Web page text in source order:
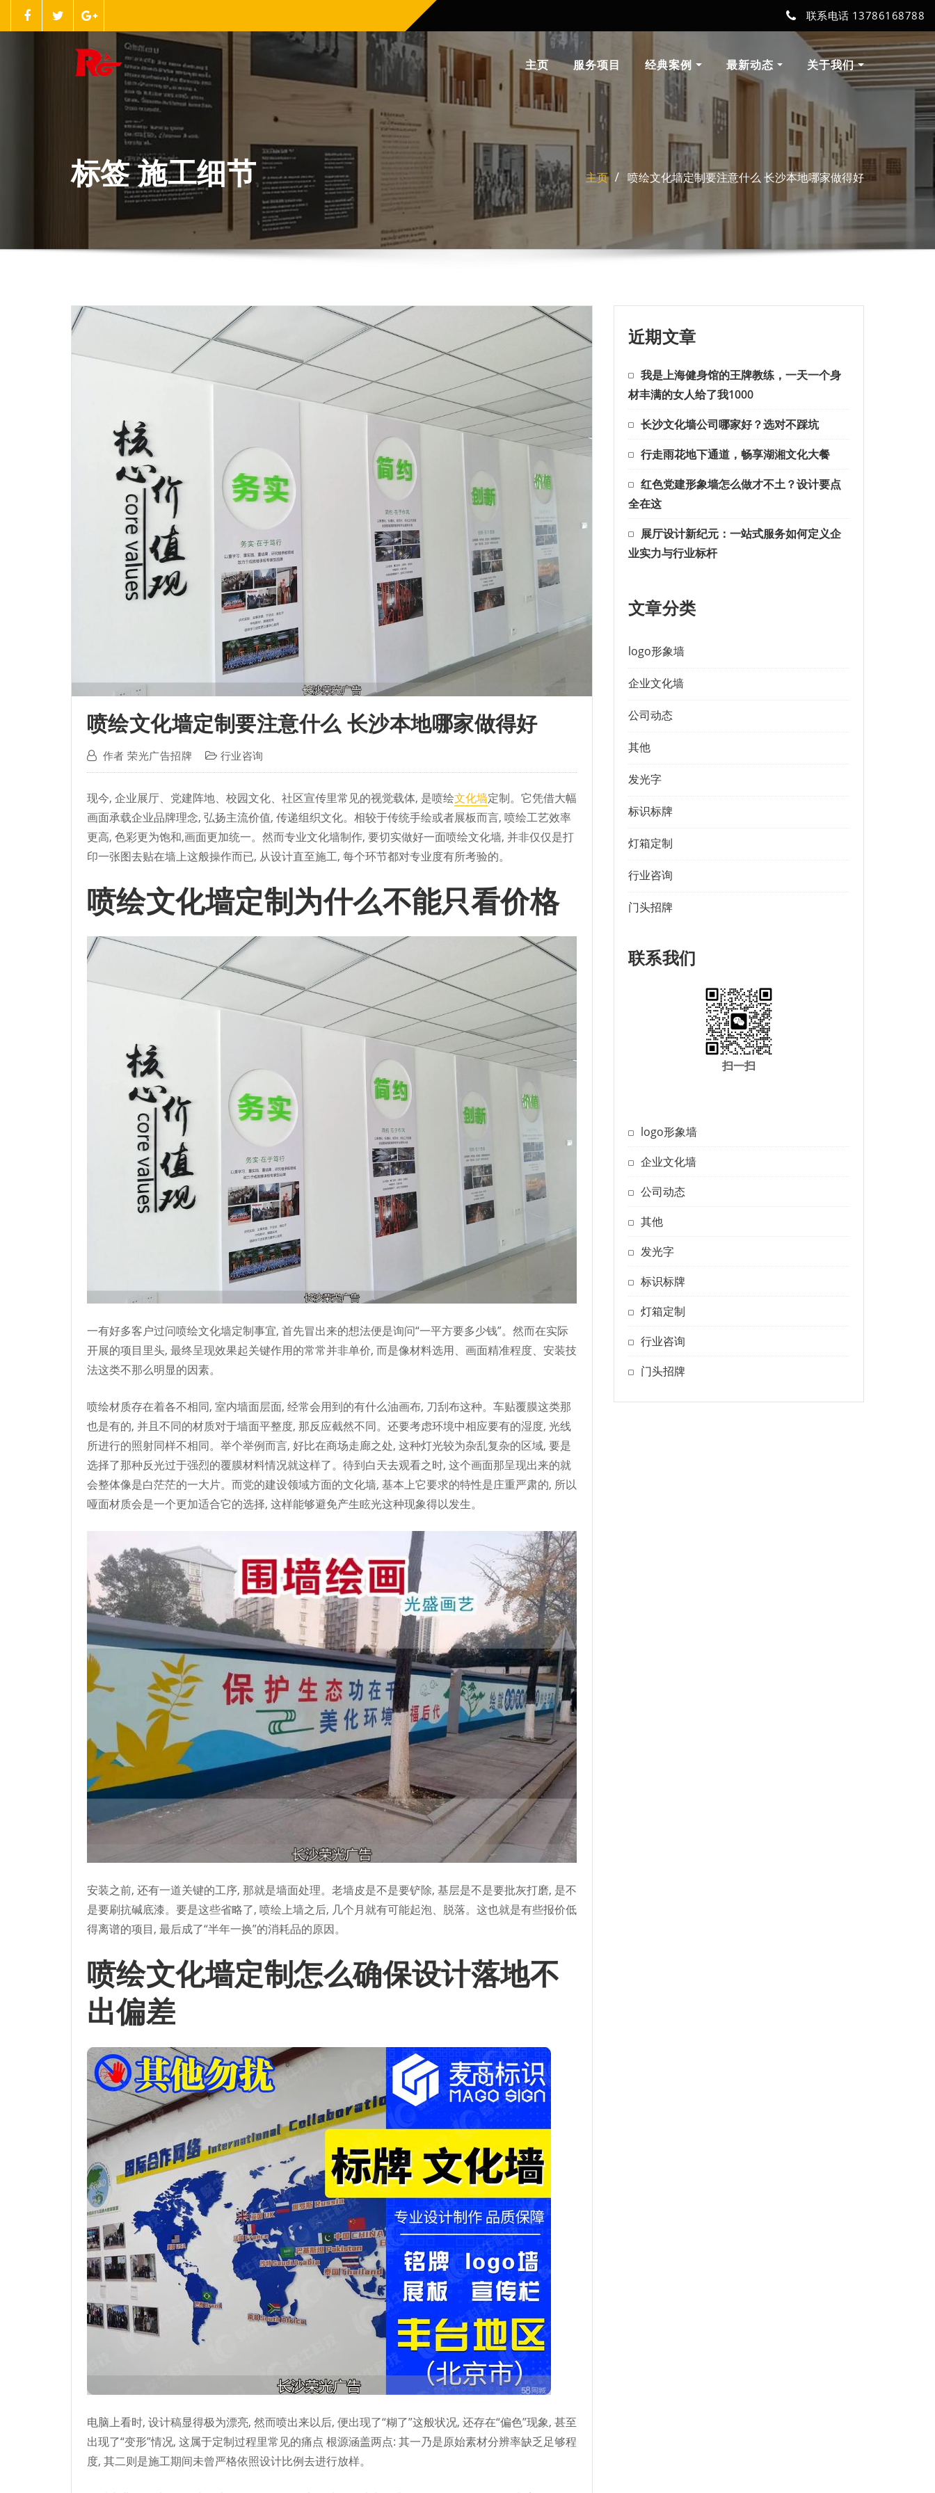
至
联系电话 13786168788
主页 服务项目 经典案例 最新动态 关于我们
标签 施工细节 主页 喷绘文化墙定制要注意什么 长沙本地哪家做得好
喷绘文化墙定制要注意什么 长沙本地哪家做得好
作者荣光广告招牌 行业咨询
现今, 企业展厅、党建阵地、校园文化、社区宣传里常见的视觉载体, 是喷绘文化墙定制。它凭借大幅
画面承载企业品牌理念, 弘扬主流价值, 传递组织文化。相较于传统手绘或者展板而言, 喷绘工艺效率
更高, 色彩更为饱和,画面更加统一。然而专业文化墙制作, 要切实做好一面喷绘文化墙, 并非仅仅是打
印一张图去贴在墙上这般操作而已, 从设计直至施工, 每个环节都对专业度有所考验的。
喷绘文化墙定制为什么不能只看价格
一有好多客户过问喷绘文化墙定制事宜, 首先冒出来的想法便是询问“一平方要多少钱”。然而在实际
开展的项目里头, 最终呈现效果起关键作用的常常并非单价, 而是像材料选用、画面精准程度、安装技
法这类不那么明显的因素。
喷绘材质存在着各不相同, 室内墙面层面, 经常会用到的有什么油画布, 刀刮布这种。车贴覆膜这类那
也是有的, 并且不同的材质对于墙面平整度, 那反应截然不同。还要考虑环境中相应要有的湿度, 光线
所进行的照射同样不相同。举个举例而言, 好比在商场走廊之处, 这种灯光较为杂乱复杂的区域, 要是
选择了那种反光过于强烈的覆膜材料情况就这样了。待到白天去观看之时, 这个画面那呈现出来的就
会整体像是白茫茫的一大片。而党的建设领域方面的文化墙, 基本上它要求的特性是庄重严肃的, 所以
哑面材质会是一个更加适合它的选择, 这样能够避免产生眩光这种现象得以发生。
安装之前, 还有一道关键的工序, 那就是墙面处理。老墙皮是不是要铲除, 基层是不是要批灰打磨, 是不
是要刷抗碱底漆。要是这些省略了, 喷绘上墙之后, 几个月就有可能起泡、脱落。这也就是有些报价低
得离谱的项目, 最后成了“半年一换”的消耗品的原因。
喷绘文化墙定制怎么确保设计落地不
出偏差
电脑上看时, 设计稿显得极为漂亮, 然而喷出来以后, 便出现了“糊了”这般状况, 还存在“偏色”现象, 甚至
出现了“变形”情况, 这属于定制过程里常见的痛点 根源涵盖两点: 其一乃是原始素材分辨率缺乏足够程
度, 其二则是施工期间未曾严格依照设计比例去进行放样。
近期文章
我是上海健身馆的王牌教练，一天一个身
材丰满的女人给了我1000
长沙文化墙公司哪家好？选对不踩坑
行走雨花地下通道，畅享湖湘文化大餐
红色党建形象墙怎么做才不土？设计要点
全在这
展厅设计新纪元：一站式服务如何定义企
业实力与行业标杆
文章分类
logo形象墙
企业文化墙
公司动态
其他
发光字
标识标牌
灯箱定制
行业咨询
门头招牌
联系我们
扫一扫
logo形象墙
企业文化墙
公司动态
其他
发光字
标识标牌
灯箱定制
行业咨询
门头招牌